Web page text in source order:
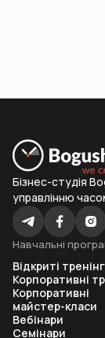
Бізнес-студія
управлінню
Навчальні
Відкриті
Корпоративні
Корпоративні
майстер-класи
Вебінари
Семінари